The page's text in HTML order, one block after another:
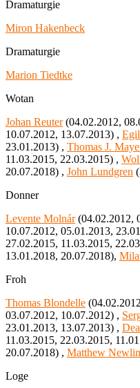
Dramaturgie
Miron Hakenbeck
Dramaturgie
Marion Tiedtke
Wotan
Johan Reuter(04.02.2012,
10.07.2012, 13.07.2013) ,
23.01.2013) , Thomas J.
11.03.2015, 22.03.2015) ,
20.07.2018) , John Lundgren
Donner
Levente Molnár(04.02.2012,
10.07.2012, 05.01.2013,
27.02.2015, 11.03.2015,
13.01.2018, 20.07.2018),
Froh
Thomas Blondelle
03.07.2012, 10.07.2012) ,
23.01.2013, 13.07.2013) ,
11.03.2015, 22.03.2015,
20.07.2018) , Matthew Newlin
Loge